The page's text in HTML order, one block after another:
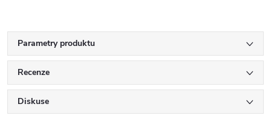
Parametry produktu
Recenze
Diskuse